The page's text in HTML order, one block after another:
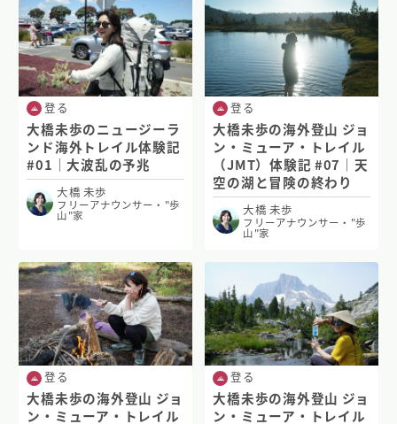
登る
大橋未歩のニュージーラ
ンド海外トレイル体験記
#01｜大波乱の予兆
大橋 未歩
フリーアナウンサー・"歩
山"家
登る
大橋未歩の海外登山 ジョ
ン・ミューア・トレイル
（JMT）体験記 #07｜天
空の湖と冒険の終わり
大橋 未歩
フリーアナウンサー・"歩
山"家
登る
大橋未歩の海外登山 ジョ
ン・ミューア・トレイル
登る
大橋未歩の海外登山 ジョ
ン・ミューア・トレイル